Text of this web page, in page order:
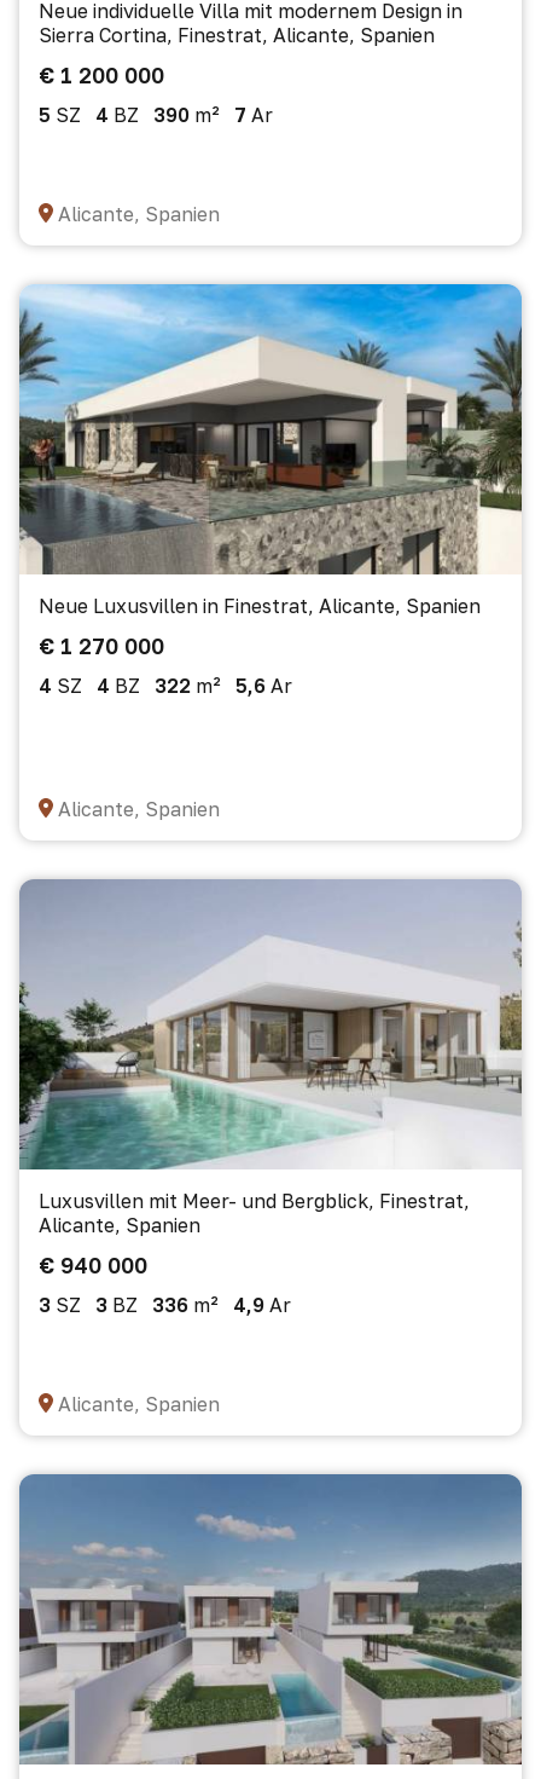
Neue individuelle Villa mit modernem Design in
Sierra Cortina, Finestrat, Alicante, Spanien
€ 1 200 000
5 SZ 4 BZ 390 m² 7 Ar
Alicante, Spanien
Neue Luxusvillen in Finestrat, Alicante, Spanien
€ 1 270 000
4 SZ 4 BZ 322 m² 5,6 Ar
Alicante, Spanien
Luxusvillen mit Meer- und Bergblick, Finestrat,
Alicante, Spanien
€ 940 000
3 SZ 3 BZ 336 m² 4,9 Ar
Alicante, Spanien